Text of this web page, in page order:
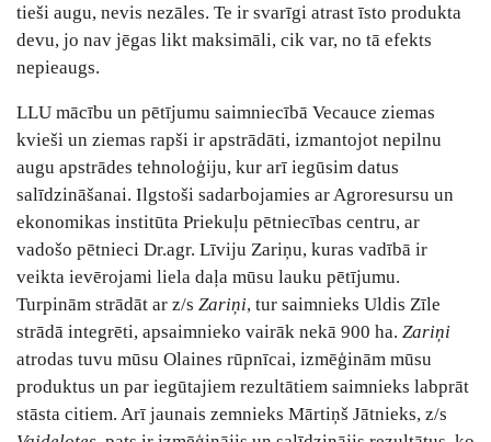
tieši augu, nevis nezāles. Te ir svarīgi atrast īsto produkta
devu, jo nav jēgas likt maksimāli, cik var, no tā efekts
nepieaugs.
LLU mācību un pētījumu saimniecībā Vecauce ziemas
kvieši un ziemas rapši ir apstrādāti, izmantojot nepilnu
augu apstrādes tehnoloģiju, kur arī iegūsim datus
salīdzināšanai. Ilgstoši sadarbojamies ar Agroresursu un
ekonomikas institūta Priekuļu pētniecības centru, ar
vadošo pētnieci Dr.agr. Līviju Zariņu, kuras vadībā ir
veikta ievērojami liela daļa mūsu lauku pētījumu.
Turpinām strādāt ar z/s Zariņi, tur saimnieks Uldis Zīle
strādā integrēti, apsaimnieko vairāk nekā 900 ha. Zariņi
atrodas tuvu mūsu Olaines rūpnīcai, izmēģinām mūsu
produktus un par iegūtajiem rezultātiem saimnieks labprāt
stāsta citiem. Arī jaunais zemnieks Mārtiņš Jātnieks, z/s